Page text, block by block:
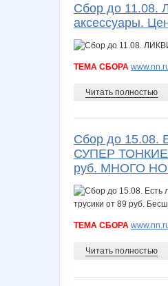
Сбор до 11.08.
аксессуары.
ТЕМА СБОРА
Читать полностью
Сбор до 15.08.
СУПЕР ТОНКИЕ
руб. МНОГО
ТЕМА СБОРА
Читать полностью